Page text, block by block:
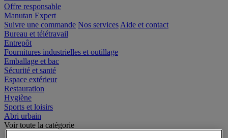
Promotions
Offre responsable
Manutan Expert
Suivre une commande
Bureau et télétravail
Entrepôt
Fournitures industrielles et outillage
Emballage et bac
Sécurité et santé
Espace extérieur
Restauration
Hygiène
Sports et loisirs
Abri urbain
Voir toute la catégorie